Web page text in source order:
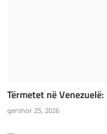
Tërmetet në
qershor 25, 2026